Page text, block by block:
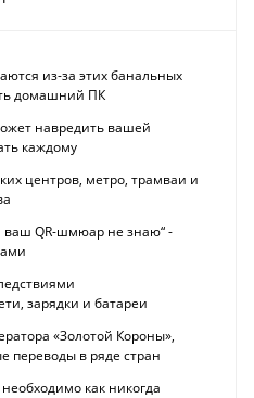
из-за этих банальных
домашний ПК
навредить вашей
каждому
центров, метро, трамваи и
ваш QR-шмюар не знаю“ -
зарядки и батареи
«Золотой Короны»,
переводы в ряде стран
как никогда